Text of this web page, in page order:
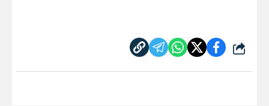
شارك